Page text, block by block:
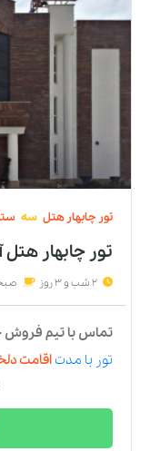
تور چابهار هتل سه
تور چابهار هتل
2 شب و 3 روز
تماس با تیم فروش
تور با مدتاقامت